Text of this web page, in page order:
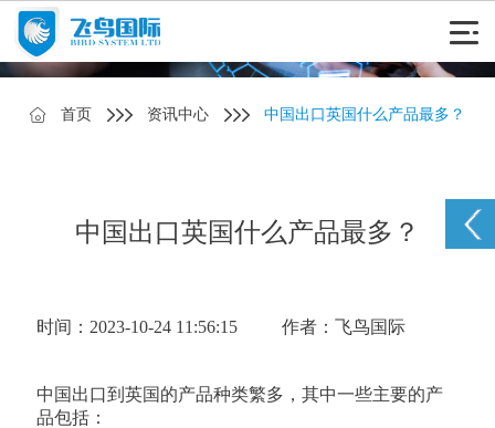
首页 资讯中心 中国出口英国什么产品最多？
中国出口英国什么产品最多？
时间：2023-10-24 11:56:15 作者：飞鸟国际
中国出口到英国的产品种类繁多，其中一些主要的产
品包括：